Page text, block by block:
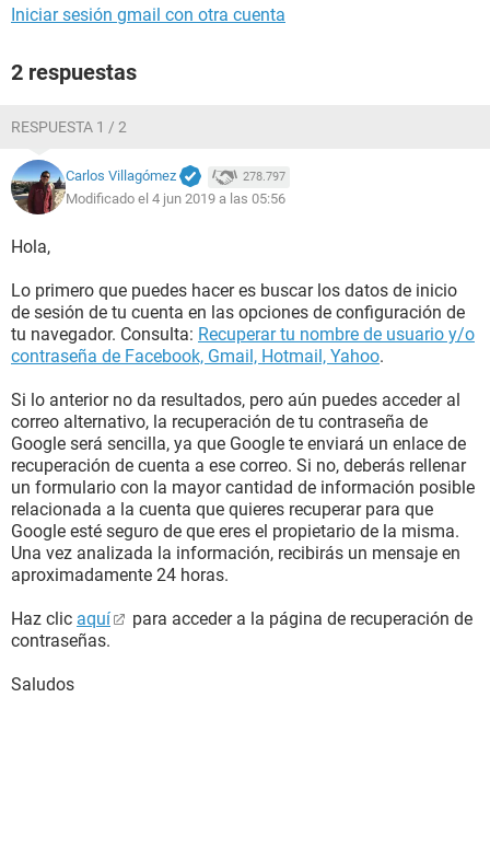
Iniciar sesión gmail con otra cuenta
2 respuestas
RESPUESTA 1 / 2
Carlos Villagómez 278.797
Modificado el 4 jun 2019 a las 05:56
Hola,
Lo primero que puedes hacer es buscar los datos de inicio
de sesión de tu cuenta en las opciones de configuración de
tu navegador. Consulta: Recuperar tu nombre de usuario y/o
contraseña de Facebook, Gmail, Hotmail, Yahoo.
Si lo anterior no da resultados, pero aún puedes acceder al
correo alternativo, la recuperación de tu contraseña de
Google será sencilla, ya que Google te enviará un enlace de
recuperación de cuenta a ese correo. Si no, deberás rellenar
un formulario con la mayor cantidad de información posible
relacionada a la cuenta que quieres recuperar para que
Google esté seguro de que eres el propietario de la misma.
Una vez analizada la información, recibirás un mensaje en
aproximadamente 24 horas.
Haz clic aquí
para acceder a la página de recuperación de
contraseñas.
Saludos